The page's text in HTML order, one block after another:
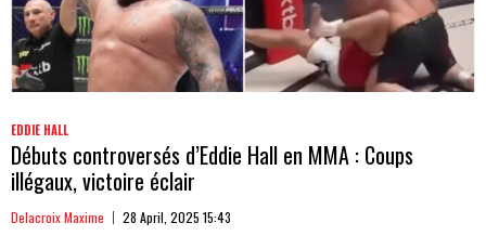
EDDIE HALL
Débuts controversés d’Eddie Hall en MMA : Coups
illégaux, victoire éclair
Delacroix Maxime 28 April, 2025 15:43